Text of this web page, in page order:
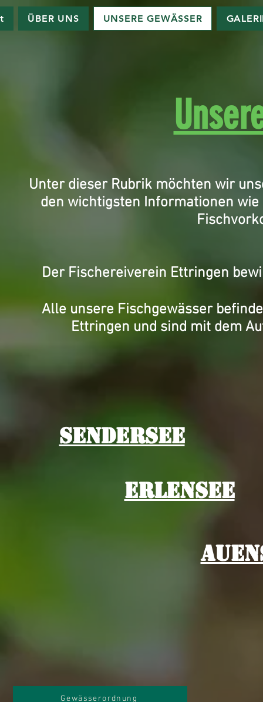
ÜBER UNS UNSERE GEWÄSSER
Unter dieser Rubrik möchten wir
den wichtigsten Informationen wie
Der Fischereiverein Ettringen
Alle unsere Fischgewässer
Ettringen und sind mit dem
Sendersee
Erlensee
Gewässerordnung